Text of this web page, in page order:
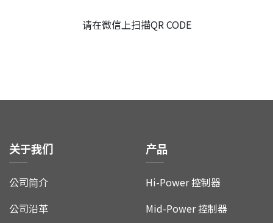
人力资源
请在微信上扫描QR CODE
关于我们
公司简介
公司沿革
产品
Hi-Power 控制器
Mid-Power 控制器